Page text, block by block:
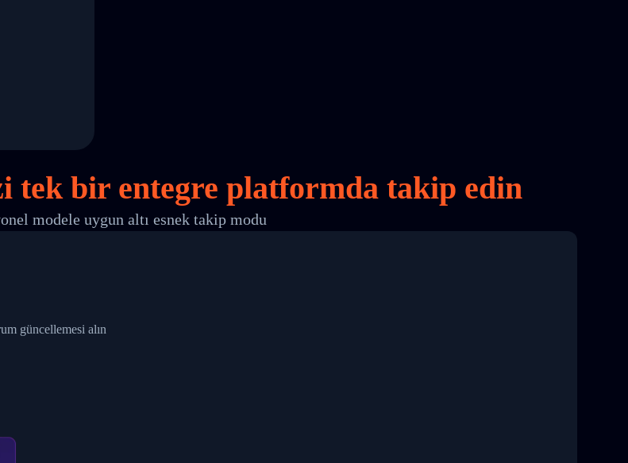
HONG KONG, HONG KONG-HONG KONG,2017-03-08 04:22:00"
tekbir entegre platformda takip edin
modele uygun altı esnek takip modu
güncellemesi alın